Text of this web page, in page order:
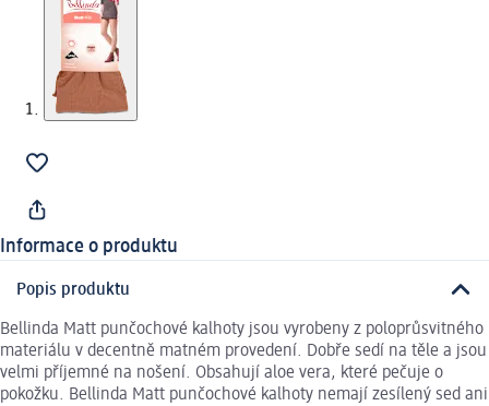
Informace o produktu
Popis produktu
Bellinda Matt punčochové kalhoty jsou vyrobeny z poloprůsvitného
materiálu v decentně matném provedení. Dobře sedí na těle a jsou
velmi příjemné na nošení. Obsahují aloe vera, které pečuje o
pokožku. Bellinda Matt punčochové kalhoty nemají zesílený sed ani